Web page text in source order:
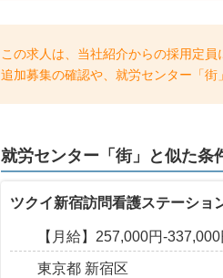
この求人は、当社紹介からの採用定員
追加募集の確認や、就労センター「街
就労センター「街」と似た条
ツクイ新宿訪問看護ステーショ
【月給】257,000円-
東京都 新宿区